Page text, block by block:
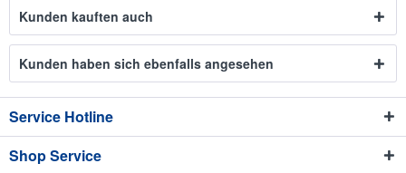
Kunden kauften auch
Kunden haben sich ebenfalls angesehen
Service Hotline
Shop Service